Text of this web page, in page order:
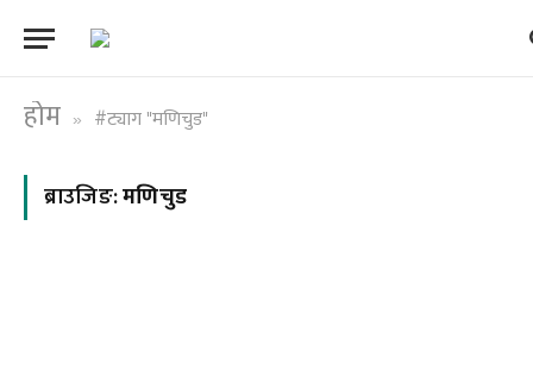
होम » #ट्याग "मणिचुड"
ब्राउजिङ:मणिचुड